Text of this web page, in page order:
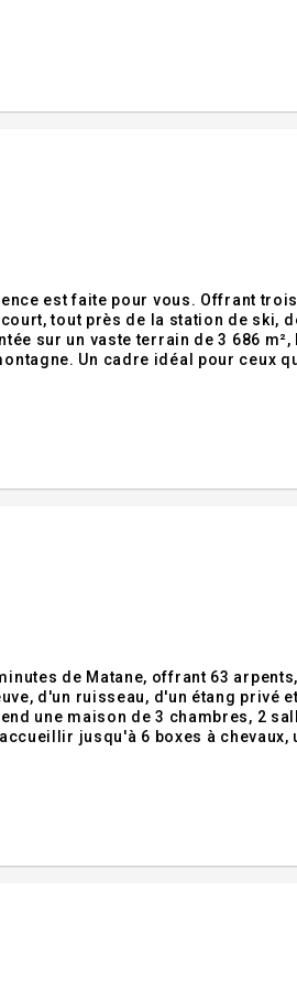
est faite pour vous. Offrant
tout près de la station de ski,
Un cadre idéal pour ceux
de Matane, offrant 63
d'un ruisseau, d'un étang privé
une maison de 3 chambres, 2
jusqu'à 6 boxes à chevaux,